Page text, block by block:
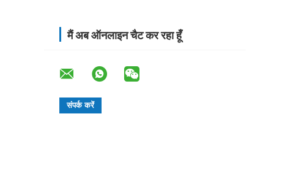
मैं अब ऑनलाइन चैट कर रहा हूँ